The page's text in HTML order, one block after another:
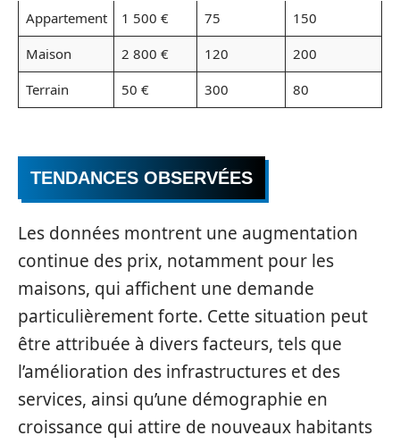
Appartement 1 500 € 75
150
Maison
2 800 € 120
200
Terrain
50 € 300 80
TENDANCES OBSERVÉES
Les données montrent une augmentation
continue des prix, notamment pour les
maisons, qui affichent une demande
particulièrement forte. Cette situation peut
être attribuée à divers facteurs, tels que
l’amélioration des infrastructures et des
services, ainsi qu’une démographie en
croissance qui attire de nouveaux habitants